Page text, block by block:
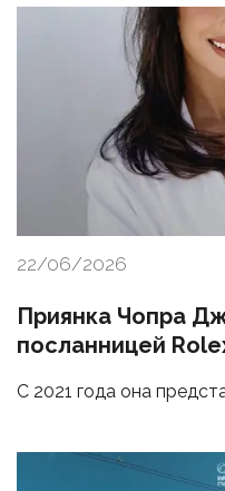
22/06/2026
Приянка Чопра
посланницей
С 2021 года она